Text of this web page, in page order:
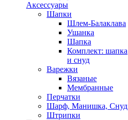
Аксессуары
Шапки
Шлем-Балаклава
Ушанка
Шапка
Комплект: шапка
и снуд
Варежки
Вязаные
Мембранные
Перчатки
Шарф, Манишка, Снуд
Штрипки